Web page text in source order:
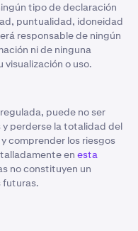
tipo de declaración
puntualidad, idoneidad
responsable de ningún
ni de ninguna
visualización o uso.
puede no ser
perderse la totalidad del
comprender los riesgos
en esta
no constituyen un
futuras.